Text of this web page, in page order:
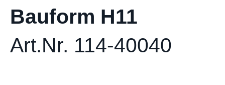
Bauform H11
Art.Nr. 114-40040